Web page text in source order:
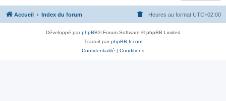
e
Accueil Index du forum Heures au format UTC+02:00
Développé parphpBB® Forum Software © phpBB Limited
Traduit parphpBB-fr.com
Confidentialité | Conditions